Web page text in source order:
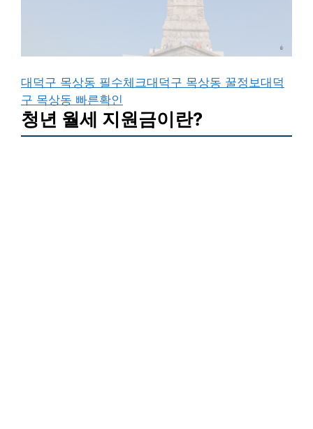
대덕구 목상동 필수체크대덕구 목상동 꿀정보대덕
구 목상동 빠른확인
청년 월세 지원금이란?